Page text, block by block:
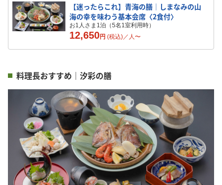
【迷ったらこれ】青海の膳｜しまなみの山
海の幸を味わう基本会席〈2食付〉
お1人さま1泊（5名1室利用時）
12,650円 (税込)／ 人〜
料理長おすすめ｜汐彩の膳